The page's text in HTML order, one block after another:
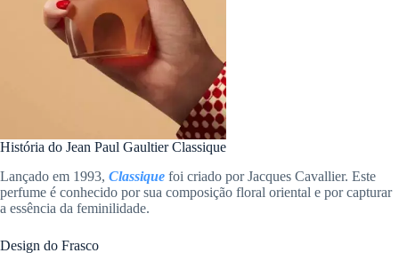
História do Jean Paul Gaultier Classique
Lançado em 1993, Classique foi criado por Jacques Cavallier. Este
perfume é conhecido por sua composição floral oriental e por capturar
a essência da feminilidade.
Design do Frasco